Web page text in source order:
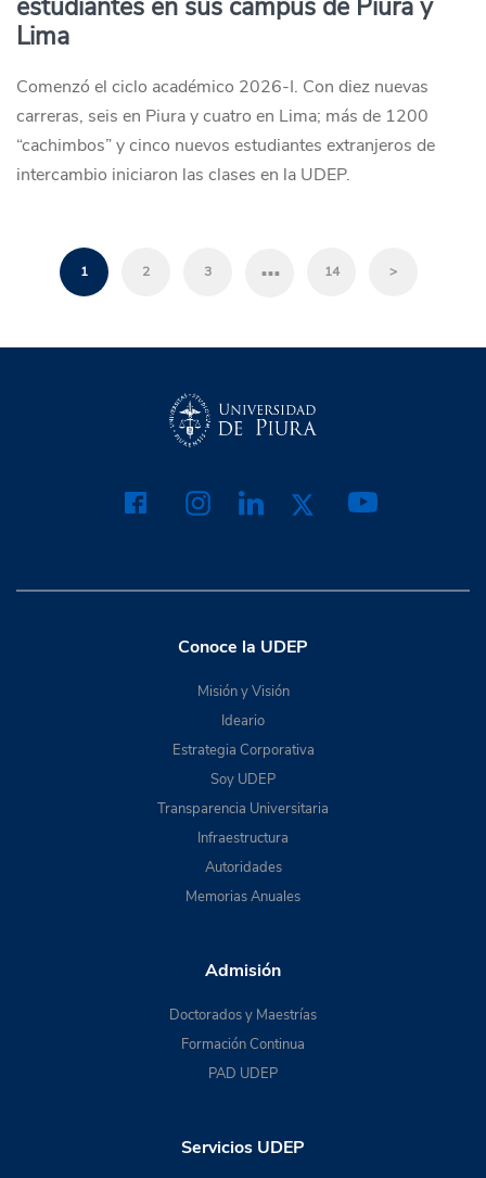
estudiantes en sus campus de Piura y
Lima
Comenzó el ciclo académico 2026-I. Con diez nuevas
carreras, seis en Piura y cuatro en Lima; más de 1200
“cachimbos” y cinco nuevos estudiantes extranjeros de
intercambio iniciaron las clases en la UDEP.
1 2 3 … 14 >
Conoce la UDEP
Misión y Visión
Ideario
Estrategia Corporativa
Soy UDEP
Transparencia Universitaria
Infraestructura
Autoridades
Memorias Anuales
Admisión
Doctorados y Maestrías
Formación Continua
PAD UDEP
Servicios UDEP